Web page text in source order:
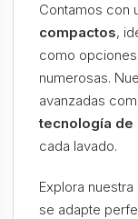
Contamos con
compactos,
como
numerosas.
avanzadas
tecnología de
cada lavado.
Explora
se adapte